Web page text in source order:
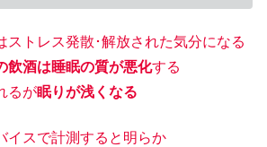
ストレス発散･解放された気分になる
飲酒は睡眠の質が悪化する
るが眠りが浅くなる
イスで計測すると明らか